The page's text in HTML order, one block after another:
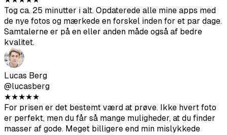
Lucas Berg
@lucasberg
★
★ ★
For prisen er det bestemt værd at prøve. Ikke hvert foto
er perfekt, men du får så mange muligheder, at du finder
masser af gode. Meget billigere end min mislykkede
fotosession sidste år.
Oliver Taylor
@olivertaylor
★
★